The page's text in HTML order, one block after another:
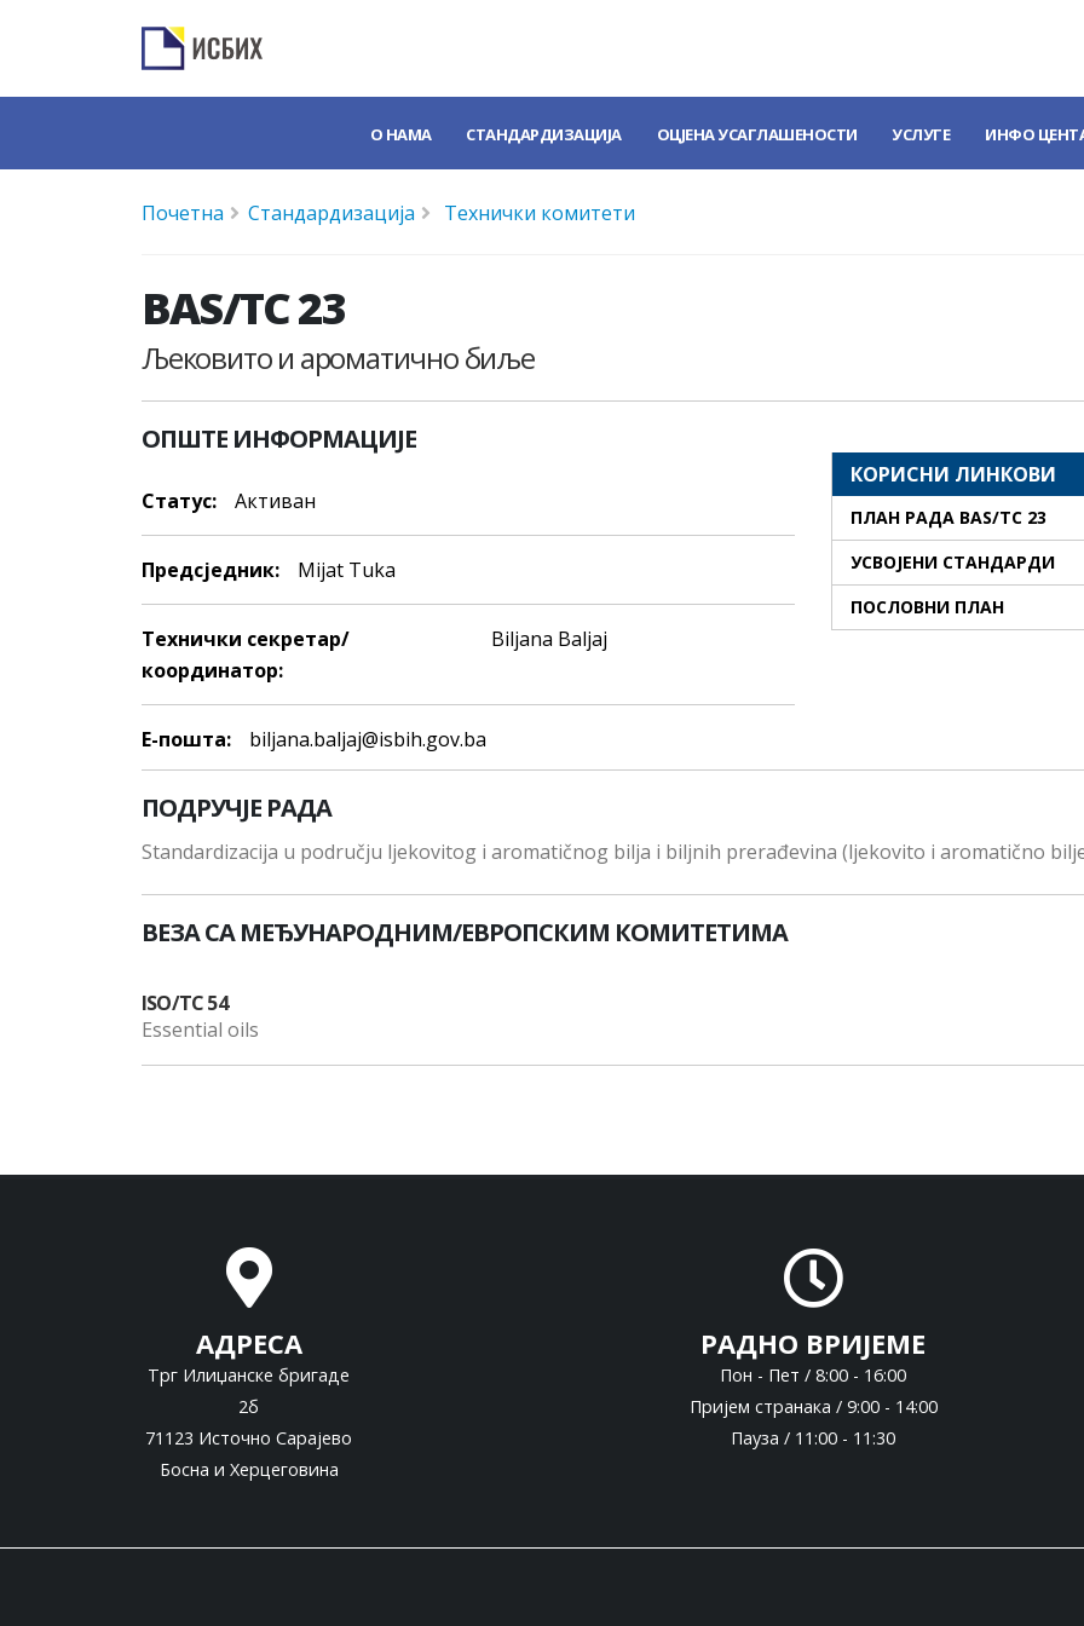
О НАМА СТАНДАРДИЗАЦИЈА ОЦЈЕНА УСАГЛАШЕНОСТИ УСЛУГЕ ИНФО
Почетна Стандардизација Технички комитети
BAS/TC 23
Љековито и ароматично биље
ОПШТЕ ИНФОРМАЦИЈЕ
Статус: Активан
Предсjедник: Mijat Tuka
Технички секретар/
координатор:
Biljana Baljaj
E-пошта: biljana.baljaj@isbih.gov.ba
КОРИСНИ ЛИНКОВИ
ПЛАН РАДА BAS/TC 23
УСВОЈЕНИ СТАНДАРДИ
ПОСЛОВНИ ПЛАН
ПОДРУЧЈЕ РАДА
Standardizacija u području ljekovitog i aromatičnog bilja i biljnih prerađevina (ljekovito i aromatično
ВЕЗА СА МЕЂУНАРОДНИМ/ЕВРОПСКИМ КОМИТЕТИМА
ISO/TC 54
Essential oils
АДРЕСА
Трг Илиџанске бригаде
2б
71123 Источно Сарајево
Босна и Херцеговина
РАДНО ВРИЈЕМЕ
Пон - Пет / 8:00 - 16:00
Пријем странака / 9:00 - 14:00
Пауза / 11:00 - 11:30